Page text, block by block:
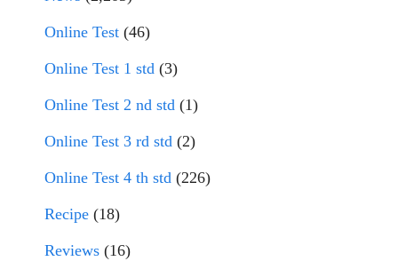
Online Test (46)
Online Test 1 std (3)
Online Test 2 nd std (1)
Online Test 3 rd std (2)
Online Test 4 th std (226)
Recipe (18)
Reviews (16)